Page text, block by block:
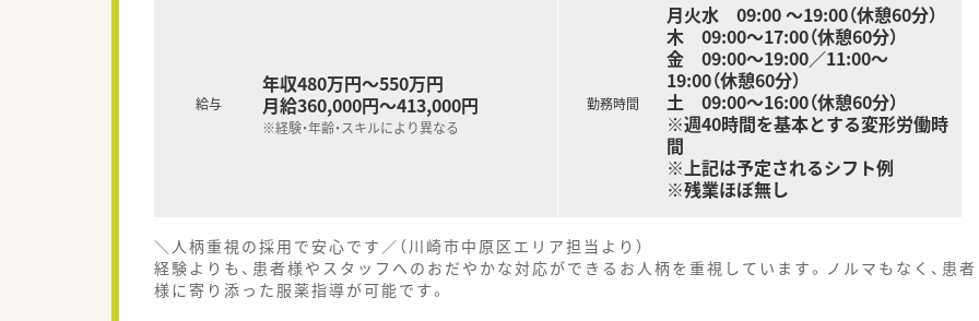
給与
年収480万円～550万円
月給360,000円～413,000円
※経験・年齢・スキルにより異なる
勤務時間
月火水 09:00 〜19:00（休憩60分）
木 09:00～17:00（休憩60分）
金 09:00～19:00／11:00～
19:00（休憩60分）
土 09:00〜16:00（休憩60分）
※週40時間を基本とする変形労働時
間
※上記は予定されるシフト例
※残業ほぼ無し
＼人柄重視の採用で安心です／（川崎市中原区エリア担当より）
経験よりも、患者様やスタッフへのおだやかな対応ができるお人柄を重視しています。ノルマもなく、患者
様に寄り添った服薬指導が可能です。